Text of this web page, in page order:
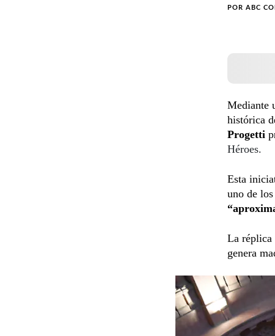
POR ABC
Mediante
histórica
Progetti
Héroes.
Esta
uno de
La réplica
genera